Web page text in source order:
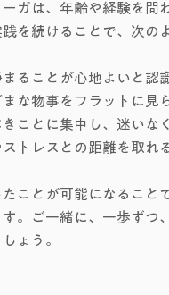
ガは、年齢や経験を問
践を続けることで、次の
まることが心地よいと認
まな物事をフラットに見
きことに集中し、迷いな
ストレスとの距離を取れ
たことが可能になること
す。ご一緒に、一歩ずつ
ょう。